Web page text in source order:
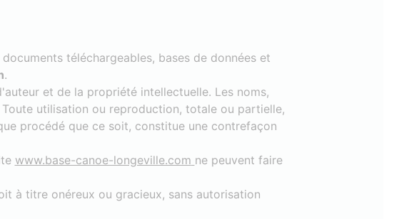
téléchargeables, bases de données et
.
et de la propriété intellectuelle. Les noms,
utilisation ou reproduction, totale ou partielle,
procédé que ce soit, constitue une contrefaçon
www.base-canoe-longeville.com ne peuvent faire
à titre onéreux ou gracieux, sans autorisation